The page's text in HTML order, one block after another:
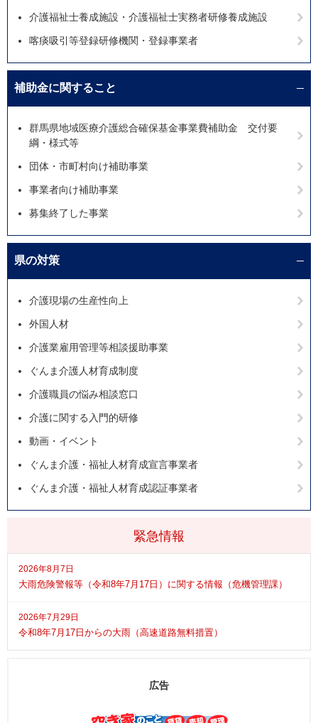
緊急情報
2026年8月7日
大雨危険警報等（令和8年7月17日）に関する情報（危機管理課）
2026年7月29日
令和8年7月17日からの大雨（高速道路無料措置）
介護福祉士養成施設・介護福祉士実務者研修養成施設
喀痰吸引等登録研修機関・登録事業者
補助金に関すること
群馬県地域医療介護総合確保基金事業費補助金 交付要
綱・様式等
団体・市町村向け補助事業
事業者向け補助事業
募集終了した事業
県の対策
介護現場の生産性向上
外国人材
介護業雇用管理等相談援助事業
ぐんま介護人材育成制度
介護職員の悩み相談窓口
介護に関する入門的研修
動画・イベント
ぐんま介護・福祉人材育成宣言事業者
ぐんま介護・福祉人材育成認証事業者
広告